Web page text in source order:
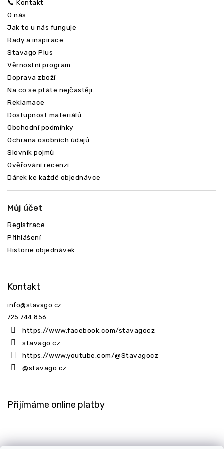
📞 Kontakt
O nás
Jak to u nás funguje
Rady a inspirace
Stavago Plus
Věrnostní program
Doprava zboží
Na co se ptáte nejčastěji.
Reklamace
Dostupnost materiálů
Obchodní podmínky
Ochrana osobních údajů
Slovník pojmů
Ověřování recenzí
Dárek ke každé objednávce
Můj účet
Registrace
Přihlášení
Historie objednávek
Kontakt
info@stavago.cz
725 744 856
https://www.facebook.com/stavagocz
stavago.cz
https://www.youtube.com/@Stavagocz
@stavago.cz
Přijímáme online platby